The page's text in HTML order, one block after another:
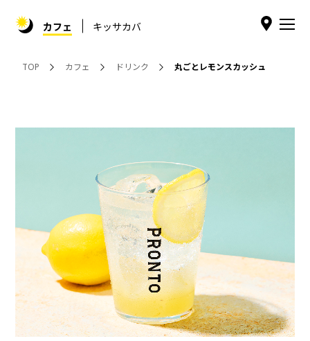
カフェ キッサカバ
TOP カフェ ドリンク 丸ごとレモンスカッシュ